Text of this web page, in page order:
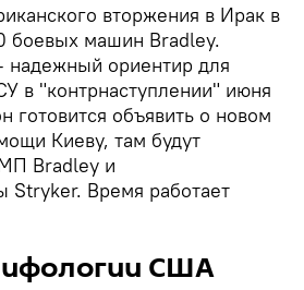
вторжения в Ирак в
боевых машин Bradley.
надежный ориентир для
в "контрнаступлении" июня
готовится объявить о новом
Киеву, там будут
Bradley и
Stryker. Время работает
США